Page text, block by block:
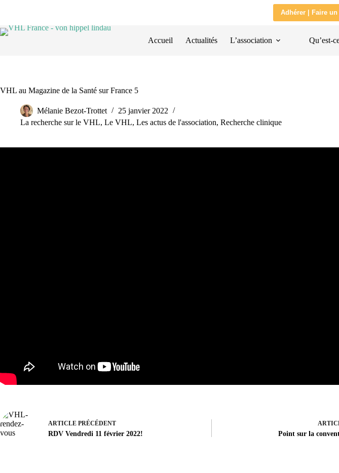
Adhérer | Faire
Accueil Actualités L’association Qu’est-
VHL au Magazine de la Santé sur France 5
Mélanie Bezot-Trottet
25 janvier 2022
La recherche sur le VHL, Le VHL, Les actus de l'association, Recherche clinique
ARTICLE PRÉCÉDENT
RDV Vendredi 11 février 2022! Point sur la